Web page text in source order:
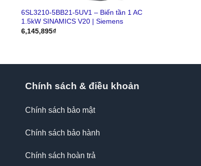
6SL3210-5BB21-5UV1 – Biến tần 1 AC
1.5kW SINAMICS V20 | Siemens
6,145,895₫
Chính sách & điều khoản
Chính sách bảo mật
Chính sách bảo hành
Chính sách hoàn trả